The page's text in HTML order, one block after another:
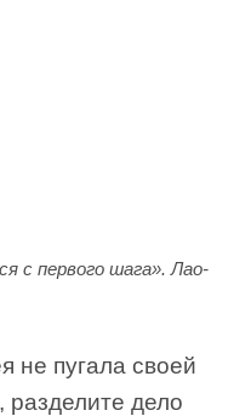
с первого шага». Лао-
не пугала своей
дело